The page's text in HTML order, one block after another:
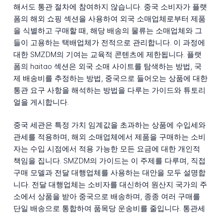
해서도 통관 절차에 참여하지 않습니다. 중국 소비자가 플랫
폼의 해외 쇼핑 섹션을 사용하여 외국 소매업체로부터 제품
을 식별하고 구매할 때, 해당 배송의 물류는 소매업체와 그
들이 고용하는 택배업체가 전적으로 관리합니다. 이 과정에
대한 SMZDM의 기여는 교육적 콘텐츠에 제한됩니다. 플랫
폼의 haitao 섹션은 외국 소매 사이트를 탐색하는 방법, 국
제 배송비를 추정하는 방법, 중국으로 들어오는 상품에 대한
통관 요구 사항을 해석하는 방법을 다루는 가이드와 튜토리
얼을 게시합니다.
중국 세관은 특정 가치 임계값을 초과하는 상품에 수입세와
관세를 적용하며, 해외 소매업체에서 제품을 구매하는 소비
자는 수입 시점에서 적용 가능한 모든 요금에 대한 개인적
책임을 집니다. SMZDM의 가이드는 이 주제를 다루며, 직접
구매 모델과 전달 대행업체를 사용하는 대안을 모두 설명합
니다. 전달 대행업체는 소비자를 대신하여 원산지 국가의 주
소에서 상품을 받아 중국으로 배송하며, 종종 여러 구매를
단일 배송으로 통합하여 품목당 운송비를 줄입니다. 통관세